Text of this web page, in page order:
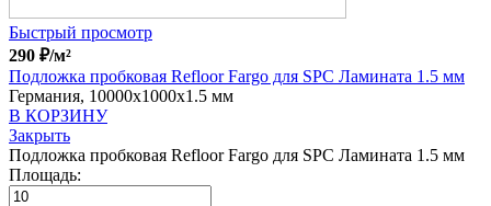
Быстрый просмотр
290 ₽/м²
Подложка пробковая Refloor Fargo для SPC Ламината 1.5 мм
Германия, 10000x1000x1.5 мм
В КОРЗИНУ
Закрыть
Подложка пробковая Refloor Fargo для SPC Ламината 1.5 мм
Площадь: